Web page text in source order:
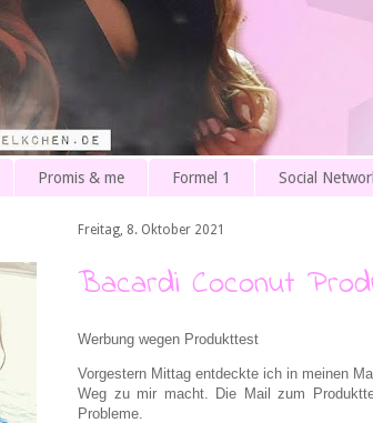
Promis & me Formel 1 Social
Freitag, 8. Oktober 2021
Bacardi Coconut
Werbung wegen Produkttest
Vorgestern Mittag entdeckte ich in meinen
Weg zu mir macht. Die Mail zum
Probleme.